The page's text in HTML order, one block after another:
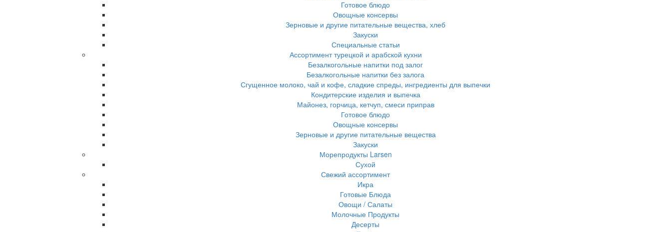
Готовое блюдо
Овощные консервы
Зерновые и другие питательные вещества, хлеб
Закуски
Специальные статьи
Ассортимент турецкой и арабской кухни
Безалкогольные напитки под залог
Безалкогольные напитки без залога
Сгущенное молоко, чай и кофе, сладкие спреды, ингредиенты для выпечки
Кондитерские изделия и выпечка
Майонез, горчица, кетчуп, смеси приправ
Готовое блюдо
Овощные консервы
Зерновые и другие питательные вещества
Закуски
Морепродукты Larsen
Сухой
Свежий ассортимент
Икра
Готовые Блюда
Овощи / Салаты
Молочные Продукты
Десерты